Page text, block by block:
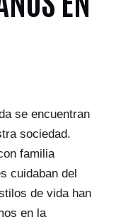
se encuentran
sociedad.
familia
cuidaban del
de vida han
en la